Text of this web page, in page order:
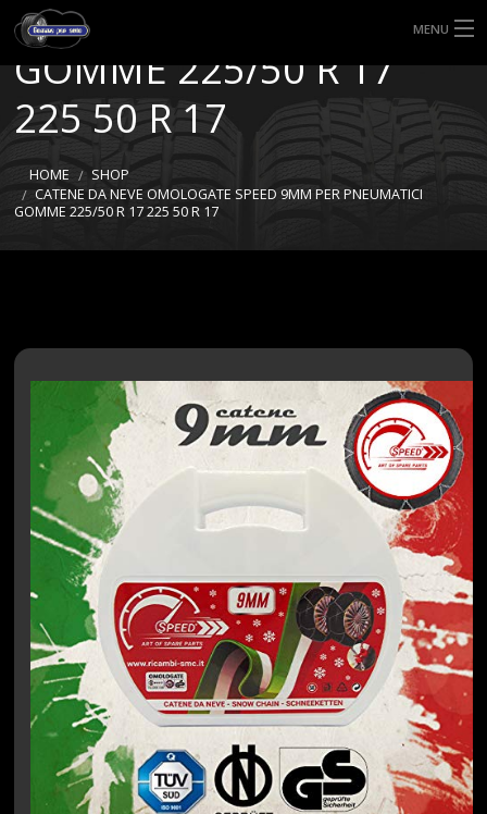
MENU
HOME
TIPI DI GOMME
MISURE GOMME
9MM PER PNEUMATICI
GOMME 225/50 R 17
225 50 R 17
HOME
SHOP
CATENE DA NEVE OMOLOGATE SPEED 9MM PER PNEUMATICI
GOMME 225/50 R 17 225 50 R 17